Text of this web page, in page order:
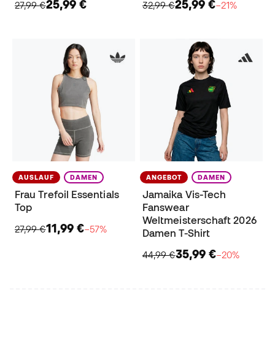
27,99 €25,99 €
32,99 €25,99 €−21%
AUSLAUF DAMEN
Frau Trefoil Essentials
Top
27,99 €11,99 €−57%
ANGEBOT DAMEN
Jamaika Vis-Tech
Fanswear
Weltmeisterschaft 2026
Damen T-Shirt
44,99 €35,99 €−20%